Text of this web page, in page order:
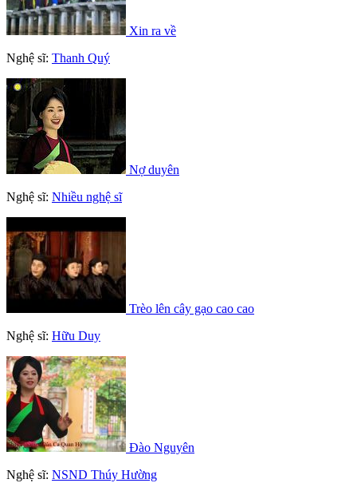
Xin ra về
Nghệ sĩ: Thanh Quý
Nợ duyên
Nghệ sĩ: Nhiều nghệ sĩ
Trèo lên cây gạo cao cao
Nghệ sĩ: Hữu Duy
Đào Nguyên
Nghệ sĩ: NSND Thúy Hường